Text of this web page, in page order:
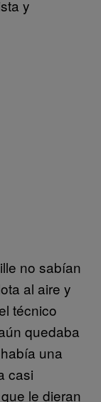
y
no sabían
al aire y
técnico
quedaba
una
casi
le dieran